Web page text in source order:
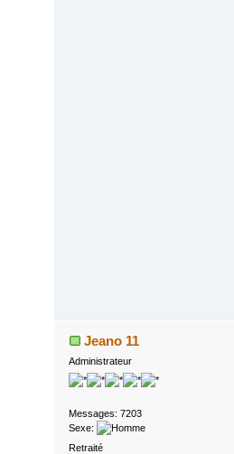
Jeano 11
Administrateur
Messages: 7203
Sexe:
Retraité